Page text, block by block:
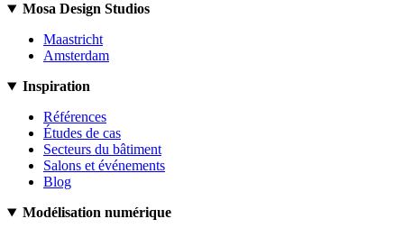
Mosa Design Studios
Maastricht
Amsterdam
Inspiration
Références
Études de cas
Secteurs du bâtiment
Salons et événements
Blog
Modélisation numérique